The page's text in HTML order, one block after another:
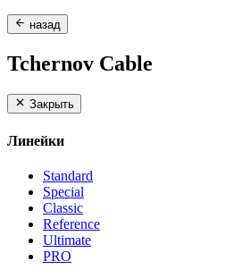
назад
Tchernov Cable
Закрыть
Линейки
Standard
Special
Classic
Reference
Ultimate
PRO